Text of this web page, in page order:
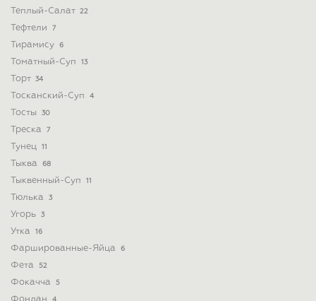
Теплый-Салат 22
Тефтели 7
Тирамису 6
Томатный-Суп 13
Торт 34
Тосканский-Суп 4
Тосты 30
Треска 7
Тунец 11
Тыква 68
Тыквенный-Суп 11
Тюлька 3
Угорь 3
Утка 16
Фаршированные-Яйца 6
Фета 52
Фокачча 5